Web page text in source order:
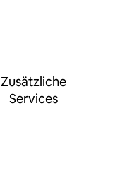
Zusätzliche
Services